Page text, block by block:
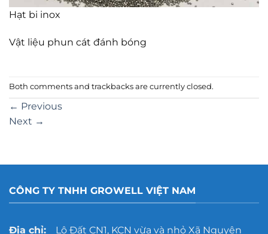
Hạt bi inox
Vật liệu phun cát đánh bóng
Both comments and trackbacks are currently closed.
← Previous
Next →
CÔNG TY TNHH GROWELL VIỆT NAM
Địa chỉ:Lô Đất CN1, KCN vừa và nhỏ Xã Nguyên